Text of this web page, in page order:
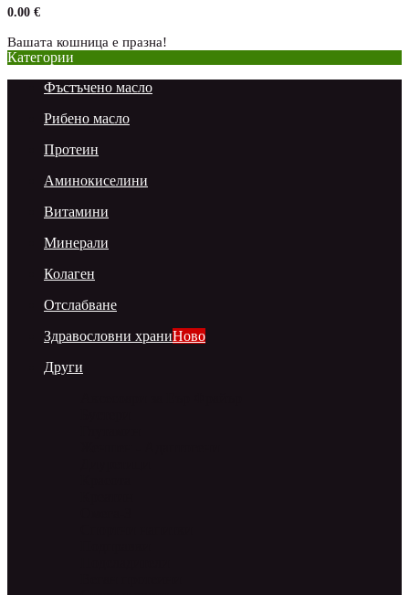
0.00 €
Вашата кошница е празна!
Категории
Фъстъчено масло
Рибено масло
Протеин
Аминокиселини
Витамини
Минерали
Колаген
Отслабване
Здравословни храниНово
Други